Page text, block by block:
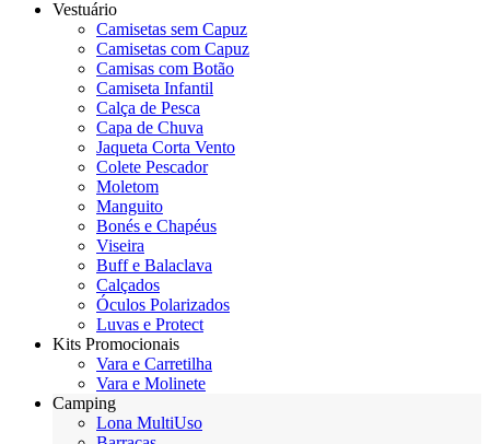
Vestuário
Camisetas sem Capuz
Camisetas com Capuz
Camisas com Botão
Camiseta Infantil
Calça de Pesca
Capa de Chuva
Jaqueta Corta Vento
Colete Pescador
Moletom
Manguito
Bonés e Chapéus
Viseira
Buff e Balaclava
Calçados
Óculos Polarizados
Luvas e Protect
Kits Promocionais
Vara e Carretilha
Vara e Molinete
Camping
Lona MultiUso